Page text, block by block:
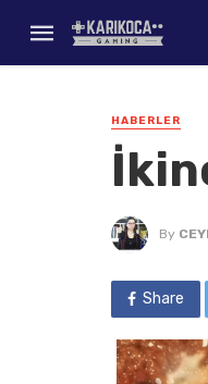
HABERLER
By
Share